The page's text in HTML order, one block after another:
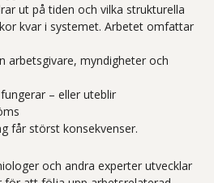
ut på tiden och vilka strukturella
kvar i systemet. Arbetet omfattar
arbetsgivare, myndigheter och
– eller uteblir
får störst konsekvenser.
och andra experter utvecklar